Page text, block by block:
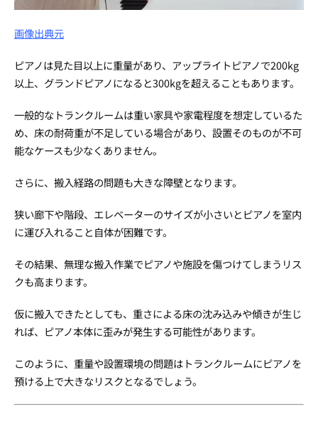
画像出典元
ピアノは見た目以上に重量があり、アップライトピアノで200kg
以上、グランドピアノになると300kgを超えることもあります。
一般的なトランクルームは重い家具や家電程度を想定しているた
め、床の耐荷重が不足している場合があり、設置そのものが不可
能なケースも少なくありません。
さらに、搬入経路の問題も大きな障壁となります。
狭い廊下や階段、エレベーターのサイズが小さいとピアノを室内
に運び入れること自体が困難です。
その結果、無理な搬入作業でピアノや施設を傷つけてしまうリス
クも高まります。
仮に搬入できたとしても、重さによる床の沈み込みや傾きが生じ
れば、ピアノ本体に歪みが発生する可能性があります。
このように、重量や設置環境の問題はトランクルームにピアノを
預ける上で大きなリスクとなるでしょう。